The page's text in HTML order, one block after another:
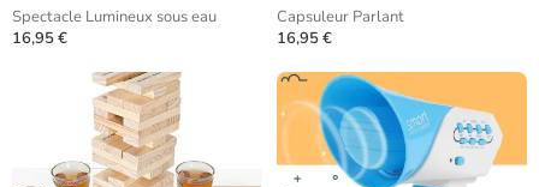
Spectacle Lumineux sous eau
16,95 €
Capsuleur Parlant
16,95 €